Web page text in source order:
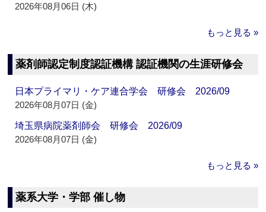
2026年08月06日 (木)
もっと見る »
薬剤師認定制度認証機構 認証機関の生涯研修会
日本プライマリ・ケア連合学会 研修会 2026/09
2026年08月07日 (金)
埼玉県病院薬剤師会 研修会 2026/09
2026年08月07日 (金)
もっと見る »
薬系大学・学部 催し物